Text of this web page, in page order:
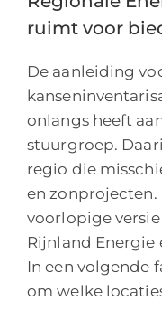
ruimt voor
De aanleiding
onlangs heeft
stuurgroep.
regio die
en zonprojecten.
voorlopige
Rijnland Energie
In een volgende
om welke